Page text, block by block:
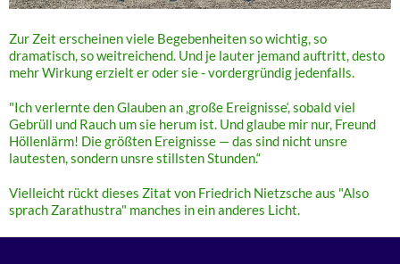
Zur Zeit erscheinen viele Begebenheiten so wichtig, so
dramatisch, so weitreichend. Und je lauter jemand auftritt, desto
mehr Wirkung erzielt er oder sie - vordergründig jedenfalls.
"Ich verlernte den Glauben an ‚große Ereignisse‘, sobald viel
Gebrüll und Rauch um sie herum ist. Und glaube mir nur, Freund
Höllenlärm! Die größten Ereignisse — das sind nicht unsre
lautesten, sondern unsre stillsten Stunden.“
Vielleicht rückt dieses Zitat von Friedrich Nietzsche aus "Also
sprach Zarathustra" manches in ein anderes Licht.